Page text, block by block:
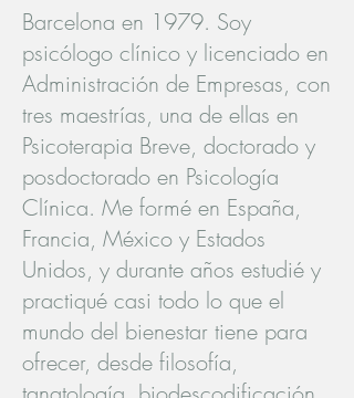
Barcelona en 1979. Soy
psicólogo clínico y licenciado en
Administración de Empresas, con
tres maestrías, una de ellas en
Psicoterapia Breve, doctorado y
posdoctorado en Psicología
Clínica. Me formé en España,
Francia, México y Estados
Unidos, y durante años estudié y
practiqué casi todo lo que el
mundo del bienestar tiene para
ofrecer, desde filosofía,